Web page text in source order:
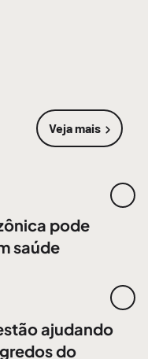
Veja mais
sobre
pode
saúde
ajudando
do